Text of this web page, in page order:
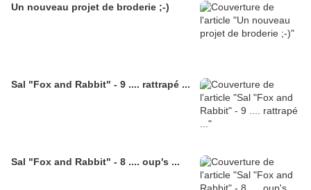
Un nouveau projet de broderie ;-)
Sal "Fox and Rabbit" - 9 .... rattrapé ...
Sal "Fox and Rabbit" - 8 .... oup's ...